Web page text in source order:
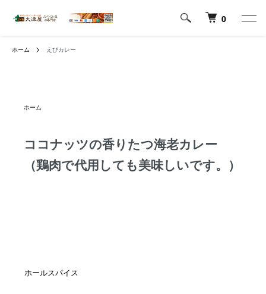
0
ホーム えびカレー
ホーム
ココナッツの香りたつ海老カレー
（鶏肉で代用しても美味しいです。）
ホールスパイス